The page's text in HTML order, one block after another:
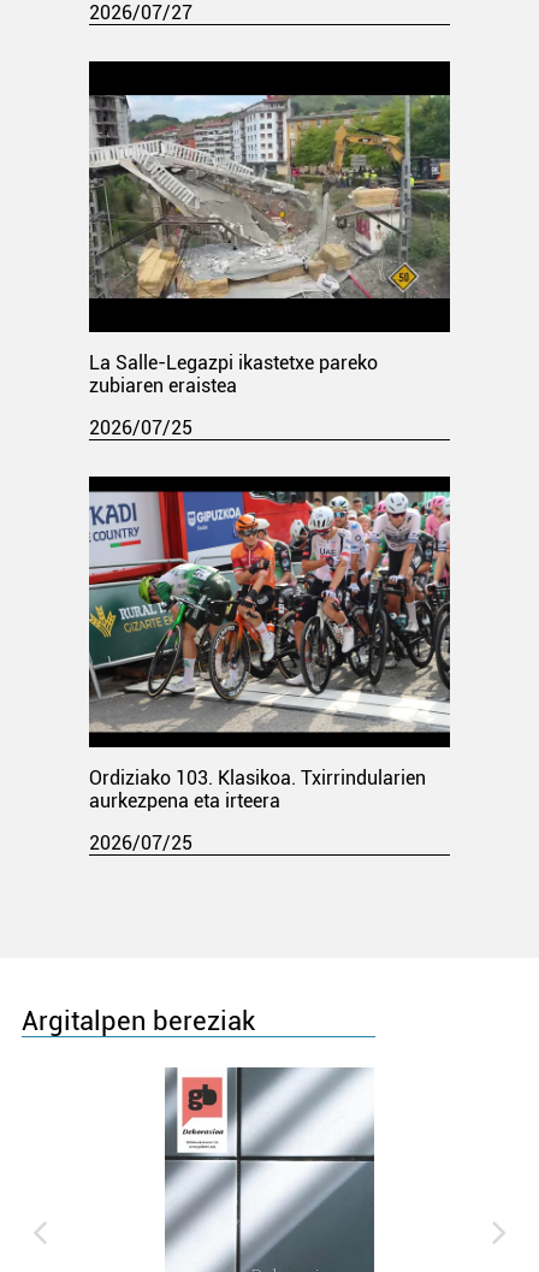
2026/07/27
La Salle-Legazpi ikastetxe pareko
zubiaren eraistea
2026/07/25
Ordiziako 103. Klasikoa. Txirrindularien
aurkezpena eta irteera
2026/07/25
Argitalpen bereziak